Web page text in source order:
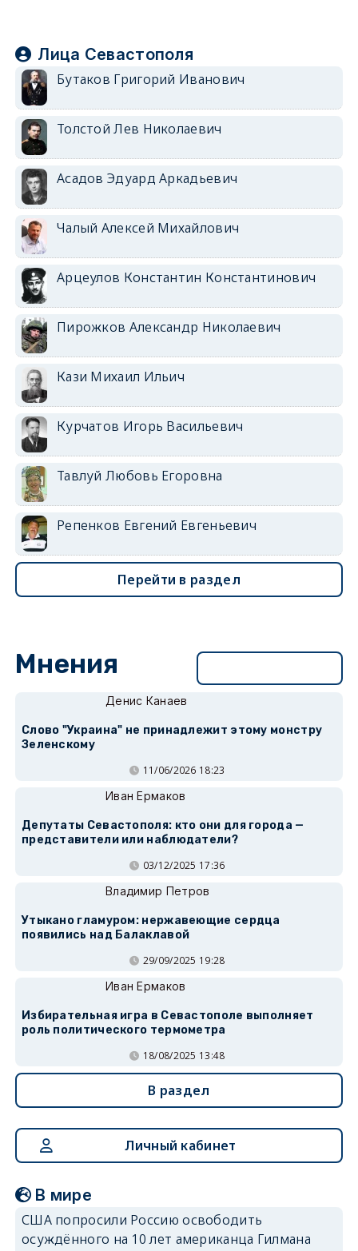
Лица Севастополя
Бутаков Григорий Иванович
Толстой Лев Николаевич
Асадов Эдуард Аркадьевич
Чалый Алексей Михайлович
Арцеулов Константин Константинович
Пирожков Александр Николаевич
Кази Михаил Ильич
Курчатов Игорь Васильевич
Тавлуй Любовь Егоровна
Репенков Евгений Евгеньевич
Перейти в раздел
Мнения
Денис Канаев
Слово "Украина" не принадлежит этому монстру
Зеленскому
11/06/2026 18:23
Иван Ермаков
Депутаты Севастополя: кто они для города —
представители или наблюдатели?
03/12/2025 17:36
Владимир Петров
Утыкано гламуром: нержавеющие сердца
появились над Балаклавой
29/09/2025 19:28
Иван Ермаков
Избирательная игра в Севастополе выполняет
роль политического термометра
18/08/2025 13:48
В раздел
Личный кабинет
В мире
США попросили Россию освободить
осуждённого на 10 лет американца Гилмана